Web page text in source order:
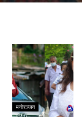
मनाेरञ्जन